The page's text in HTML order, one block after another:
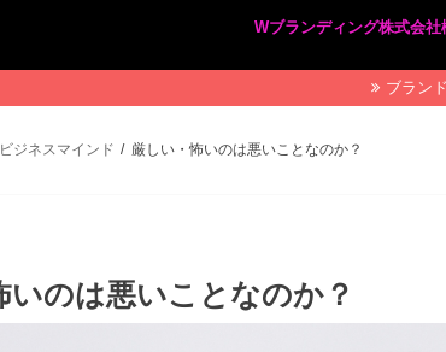
Wブランディング株式会社
プライバシーポリシー
特定商取引法に基づく表記
ブラン
ビジネスマインド 厳しい・怖いのは悪いことなのか？
いのは悪いことなのか？